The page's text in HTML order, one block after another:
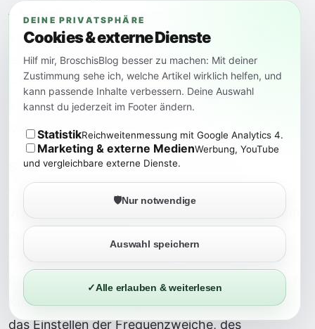
– Schließen Sie den Subwoofer-Chassis an den
Verstärker an und verbinden Sie sie mit den
entsprechenden Kabeln und Anschlüssen.
– Stellen Sie sicher, dass alle elektrischen
Verbindungen ordnungsgemäß isoliert sind und
keine Kurzschlüsse auftreten können.
5. Schritt: Feinabstimmung und Test
vorgesehenen Ort im Raum und verbinden Sie ihn
– Testen Sie den Subwoofer und führen Sie
gegebenenfalls Feinabstimmungen durch, um den
Klang und die Leistung zu optimieren. Dies kann
das Einstellen der Frequenzweiche, des
DEINE PRIVATSPHÄRE
Cookies & externe Dienste
Hilf mir, BroschisBlog besser zu machen: Mit deiner
Zustimmung sehe ich, welche Artikel wirklich helfen, und
kann passende Inhalte verbessern. Deine Auswahl
kannst du jederzeit im Footer ändern.
StatistikReichweitenmessung mit Google Analytics 4.
Marketing & externe MedienWerbung, YouTube
und vergleichbare externe Dienste.
🛡️Nur notwendige
Auswahl speichern
✓Alle erlauben & weiterlesen